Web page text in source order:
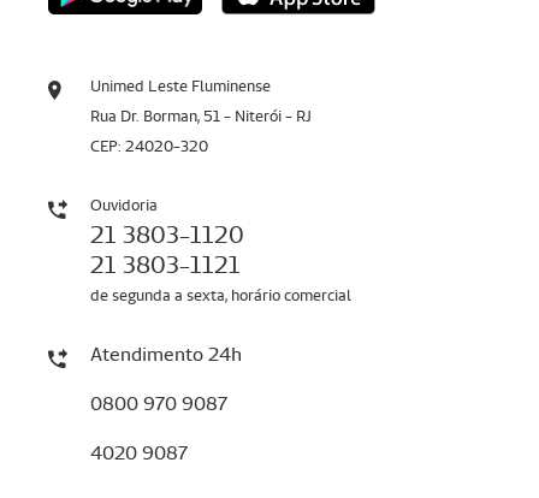
Unimed Leste Fluminense
Rua Dr. Borman, 51 - Niterói - RJ
CEP: 24020-320
Ouvidoria
21 3803-1120
21 3803-1121
de segunda a sexta, horário comercial
Atendimento 24h
0800 970 9087
4020 9087